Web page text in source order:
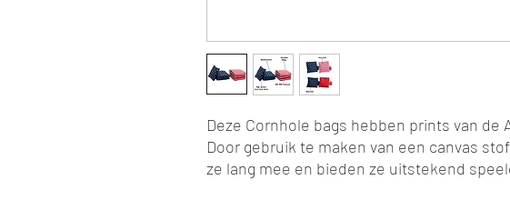
Deze Cornhole bags hebben prints van de
Door gebruik te maken van een canvas
ze lang mee en bieden ze uitstekend